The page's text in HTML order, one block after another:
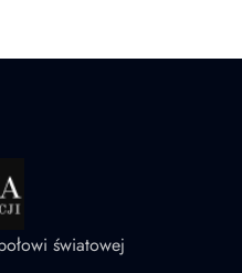
światowej